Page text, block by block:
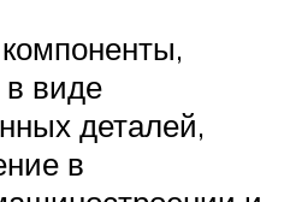
виде
деталей,
в